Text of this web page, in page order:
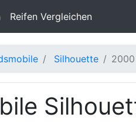
Reifen Vergleichen
Silhouette 2000